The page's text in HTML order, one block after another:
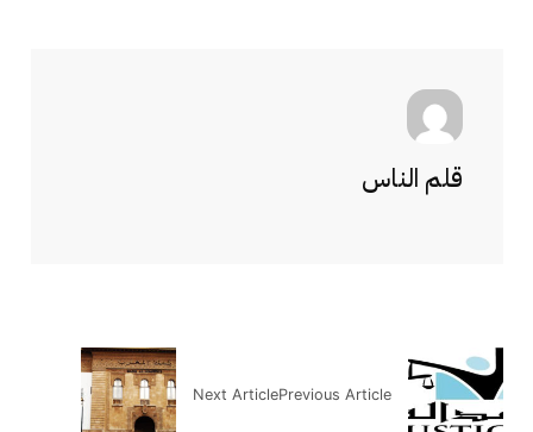
قلم الناس
Previous Article
Next Article